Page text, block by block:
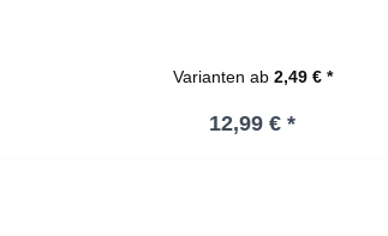
Varianten ab2,49 € *
Regulärer Preis:
12,99 € *